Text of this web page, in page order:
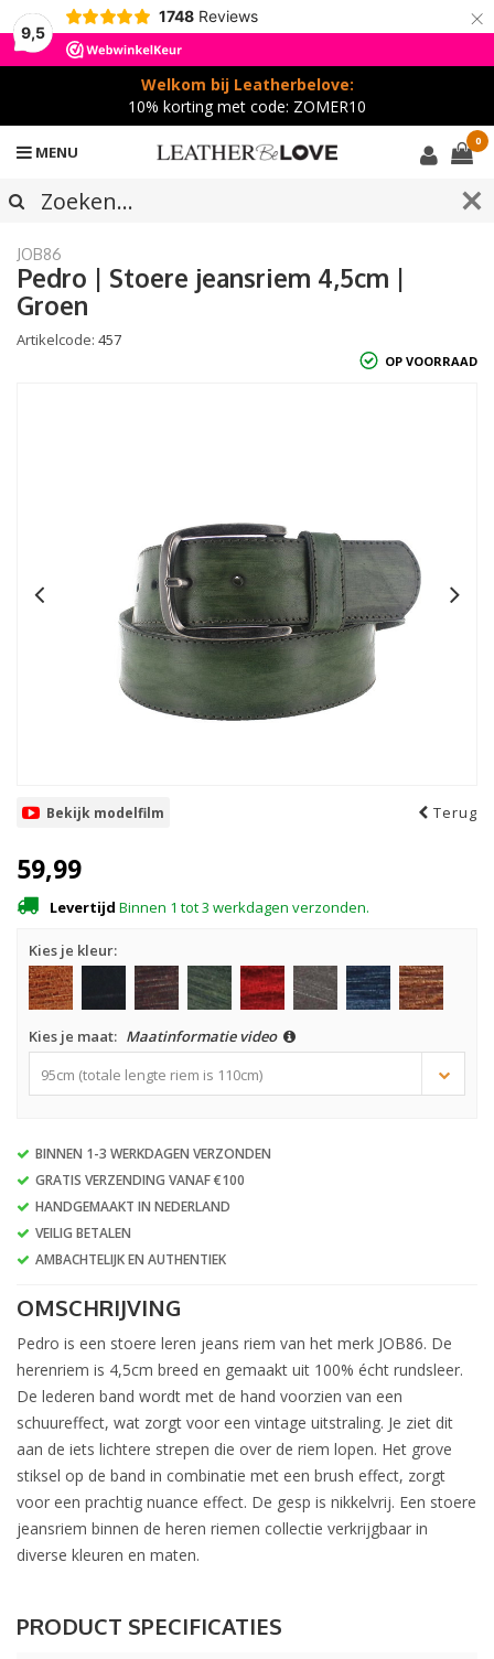
9,5
1748 Reviews ×
Welkom bij Leatherbelove:
10% korting met code: ZOMER10
MENU
0
JOB86
Pedro | Stoere jeansriem 4,5cm |
Groen
Artikelcode: 457
OP VOORRAAD
Bekijk modelfilm Terug
59,99
Levertijd Binnen 1 tot 3 werkdagen verzonden.
Kies je kleur:
Kies je maat: Maatinformatie video
95cm (totale lengte riem is 110cm)
BINNEN 1-3 WERKDAGEN VERZONDEN
GRATIS VERZENDING VANAF €100
HANDGEMAAKT IN NEDERLAND
VEILIG BETALEN
AMBACHTELIJK EN AUTHENTIEK
OMSCHRIJVING
Pedro is een stoere leren jeans riem van het merk JOB86. De
herenriem is 4,5cm breed en gemaakt uit 100% écht rundsleer.
De lederen band wordt met de hand voorzien van een
schuureffect, wat zorgt voor een vintage uitstraling. Je ziet dit
aan de iets lichtere strepen die over de riem lopen. Het grove
stiksel op de band in combinatie met een brush effect, zorgt
voor een prachtig nuance effect. De gesp is nikkelvrij. Een stoere
jeansriem binnen de heren riemen collectie verkrijgbaar in
diverse kleuren en maten.